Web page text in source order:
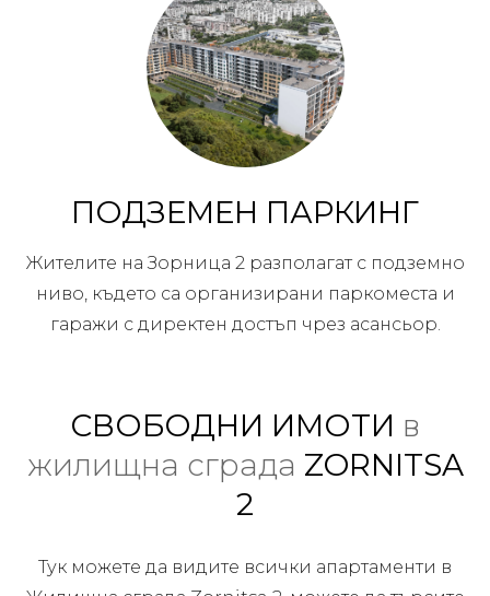
ПОДЗЕМЕН ПАРКИНГ
Жителите на Зорница 2 разполагат с подземно
ниво, където са организирани паркоместа и
гаражи с директен достъп чрез асансьор.
СВОБОДНИ ИМОТИ в
жилищна сграда ZORNITSA
2
Тук можете да видите всички апартаменти в